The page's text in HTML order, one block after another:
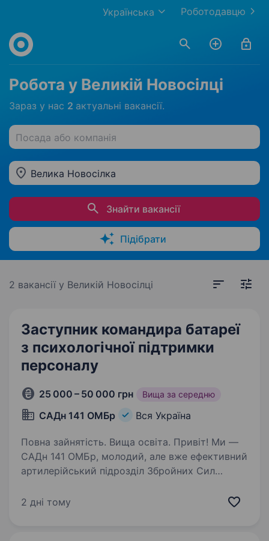
Роботодавцю
Українська
Робота у Великій Новосілці
Зараз у нас 2 актуальні вакансії.
Посада або компанія
Велика Новосілка
Знайти вакансії
Підібрати
2 вакансії у Великій Новосілці
Заступник командира батареї
з психологічної підтримки
персоналу
25 000 – 50 000 грн Вища за середню
САДн 141 ОМБр Вся Україна
Повна зайнятість. Вища освіта. Привіт! Ми —
САДн 141 ОМБр, молодий, але вже ефективний
артилерійський підрозділ Збройних Сил
найсучаснішими методами, підтримуючи один
2 дні тому